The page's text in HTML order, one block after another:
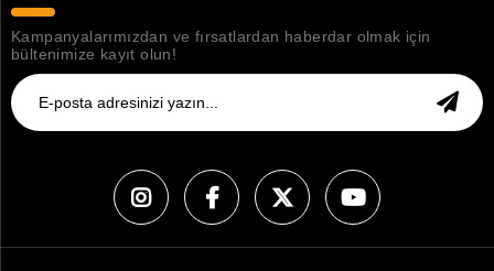
Kampanyalarımızdan ve fırsatlardan haberdar olmak için
bültenimize kayıt olun!